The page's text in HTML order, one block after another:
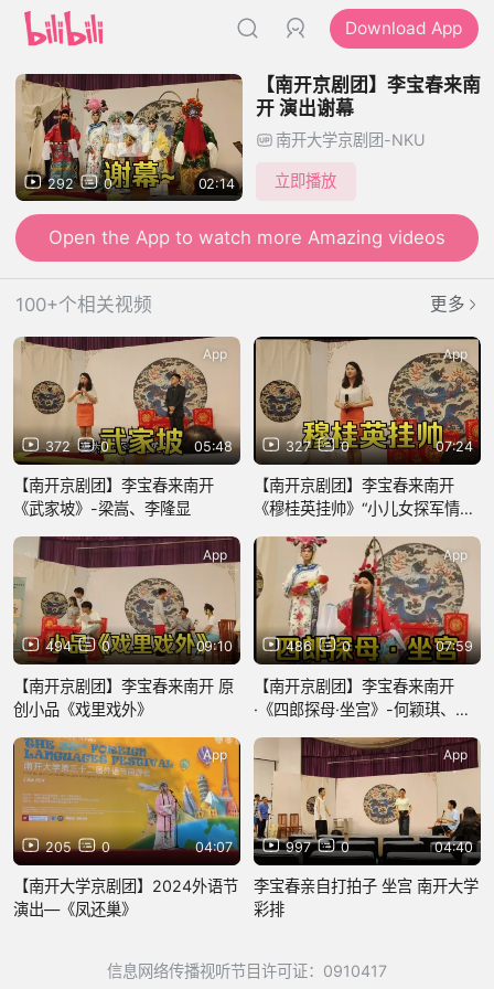
Download App
292 0 02:14
【南开京剧团】李宝春来南
开 演出谢幕
南开大学京剧团-NKU
立即播放
Open the App to watch more Amazing videos
100+个相关视频 更多
372 0 05:48
App
【南开京剧团】李宝春来南开
《武家坡》-梁嵩、李隆显
327 0 07:24
App
【南开京剧团】李宝春来南开
《穆桂英挂帅》“小儿女探军情尚
494 0 09:10
App
【南开京剧团】李宝春来南开 原
创小品《戏里戏外》
486 0 07:59
App
【南开京剧团】李宝春来南开
·《四郎探母·坐宫》-何颖琪、张
205 0 04:07
App
【南开大学京剧团】2024外语节
演出—《凤还巢》
997 0 04:40
App
李宝春亲自打拍子 坐宫 南开大学
彩排
信息网络传播视听节目许可证：0910417